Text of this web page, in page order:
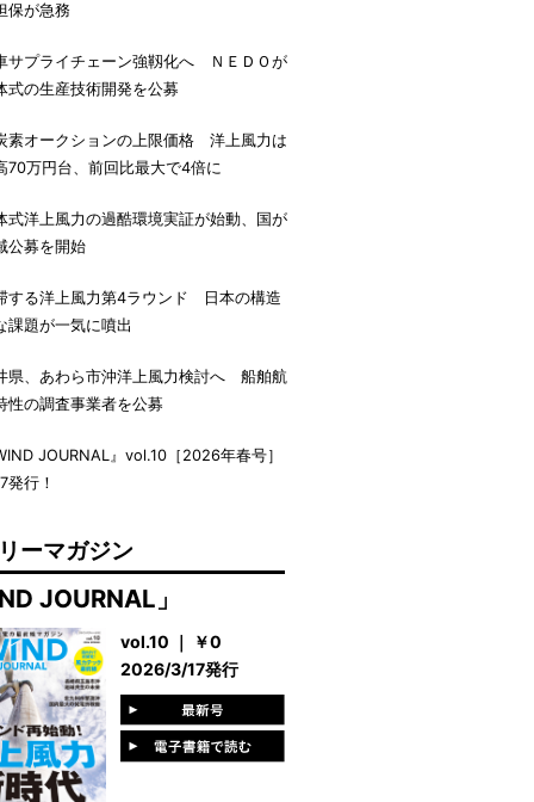
保が急務
サプライチェーン強靱化へ ＮＥＤＯが
式の生産技術開発を公募
素オークションの上限価格 洋上風力は
70万円台、前回比最大で4倍に
式洋上風力の過酷環境実証が始動、国が
公募を開始
する洋上風力第4ラウンド 日本の構造
課題が一気に噴出
県、あわら市沖洋上風力検討へ 船舶航
性の調査事業者を公募
JOURNAL』vol.10［2026年春号］
発行！
ーマガジン
JOURNAL」
vol.10 ｜ ￥0
2026/3/17発行